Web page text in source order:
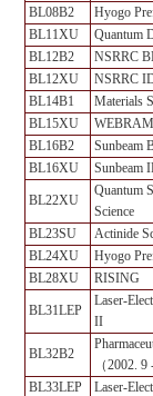
BL08B2
Hyogo
BL11XU
Quantum
BL12B2
NSRRC
BL12XU
NSRRC
BL14B1
Materials
BL15XU
WEBRAM
BL16B2
Sunbeam
BL16XU
Sunbeam
BL22XU
Quantum
Science
BL23SU
Actinide
BL24XU
Hyogo
BL28XU
RISING
BL31LEP
Laser-
II
BL32B2
（2002.
BL33LEP
Laser-